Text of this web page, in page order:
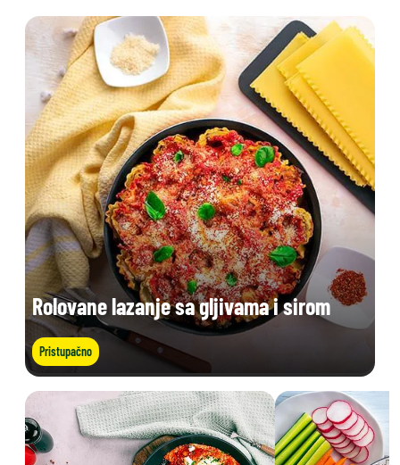
Rolovane lazanje sa gljivama i sirom
Pristupačno